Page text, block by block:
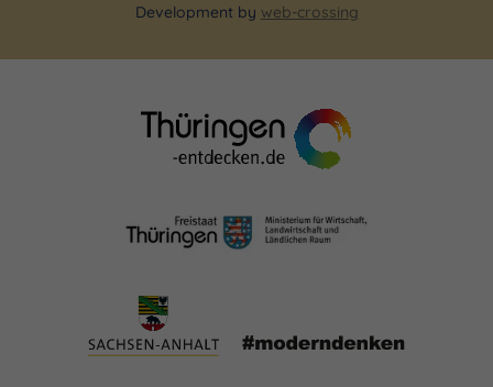
Development by web-crossing